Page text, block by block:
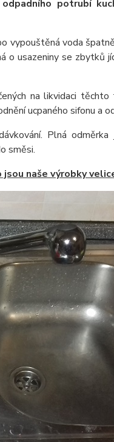
odpadního potrubí
vypouštěná voda
o usazeniny se zbytků
na likvidaci těchto
ucpaného sifonu a
Plná
směsi.
naše výrobky